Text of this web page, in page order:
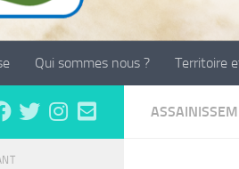
Qui sommes nous ? Territoire